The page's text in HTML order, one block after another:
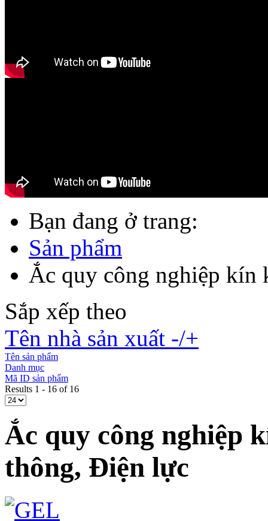
Bạn đang ở trang:
Sản phẩm
Ắc quy công nghiệp
Sắp xếp theo
Tên nhà sản xuất -/+
Tên sản phẩm
Danh mục
Mã ID sản phẩm
Results 1 - 16 of 16
Ắc quy công nghiệp
thông, Điện lực